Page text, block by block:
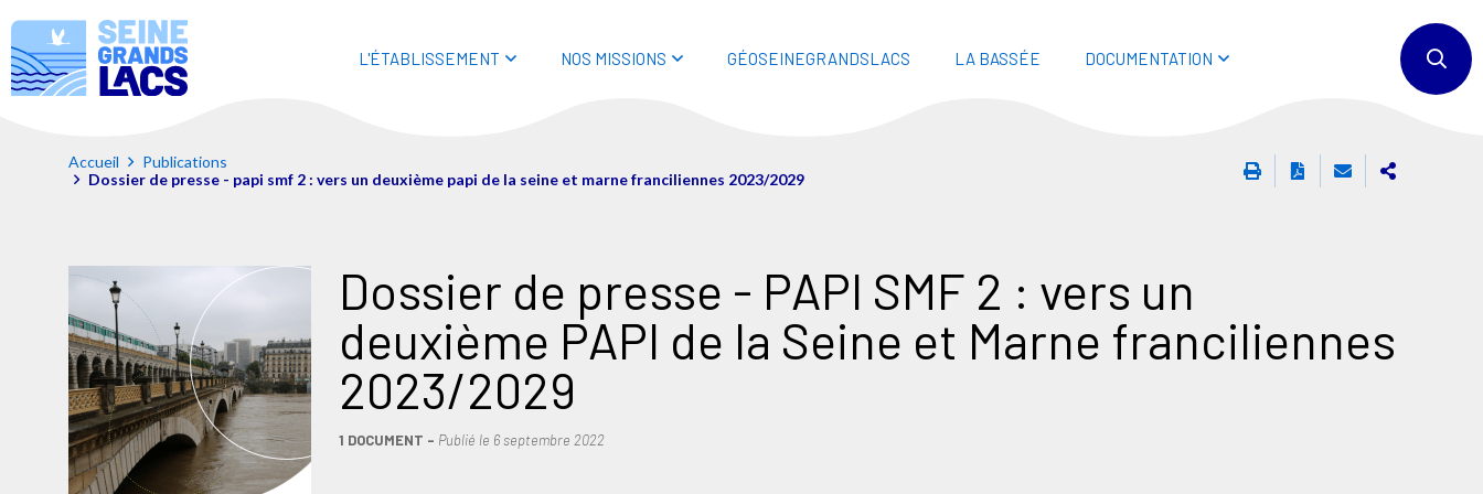
L'ÉTABLISSEMENT NOS MISSIONS GÉOSEINEGRANDSLACS LA BASSÉE DOCUMENTATION
Accueil
Publications
Dossier de presse - papi smf 2 : vers un deuxième papi de la seine et marne franciliennes 2023/2029
Dossier de presse - PAPI SMF 2 : vers un
deuxième PAPI de la Seine et Marne franciliennes
2023/2029
1 DOCUMENT Publié le 6 septembre 2022